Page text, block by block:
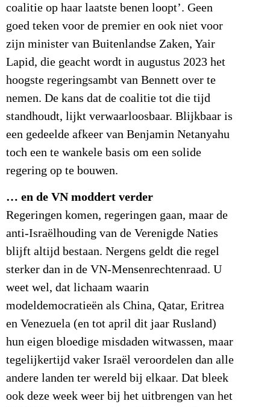
coalitie op haar laatste benen loopt’. Geen
goed teken voor de premier en ook niet voor
zijn minister van Buitenlandse Zaken, Yair
Lapid, die geacht wordt in augustus 2023 het
hoogste regeringsambt van Bennett over te
nemen. De kans dat de coalitie tot die tijd
standhoudt, lijkt verwaarloosbaar. Blijkbaar is
een gedeelde afkeer van Benjamin Netanyahu
toch een te wankele basis om een solide
regering op te bouwen.
… en de VN moddert verder
Regeringen komen, regeringen gaan, maar de
anti-Israëlhouding van de Verenigde Naties
blijft altijd bestaan. Nergens geldt die regel
sterker dan in de VN-Mensenrechtenraad. U
weet wel, dat lichaam waarin
modeldemocratieën als China, Qatar, Eritrea
en Venezuela (en tot april dit jaar Rusland)
hun eigen bloedige misdaden witwassen, maar
tegelijkertijd vaker Israël veroordelen dan alle
andere landen ter wereld bij elkaar. Dat bleek
ook deze week weer bij het uitbrengen van het